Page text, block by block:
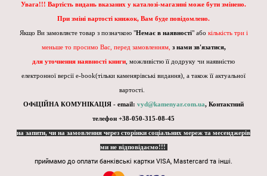
Увага!!! Вартість видань вказаних у каталозі-магазині може бути змінено.
При зміні вартості книжок, Вам буде повідомлено.
Якщо Ви замовляєте товар з позначкою "Немає в наявності" або кількість три і
меньше то просимо Вас, перед замовленням, з нами зв'язатися,
для уточнення наявності книги , можливістю її додруку чи наявністю
електронної версії e-book(тільки каменярівські видання), а також її актуальної
вартості.
ОФіЦІЙНА КОМУНІКАЦІЯ - email: vyd@kamenyar.com.ua, Контактний
телефон +38-050-315-08-45
на запити, чи на замовлення через сторінки соціальних мереж та месенджерів
ми не відповідаємо!!!
приймамо до оплати банківські картки VISA, Mastercard та інші.